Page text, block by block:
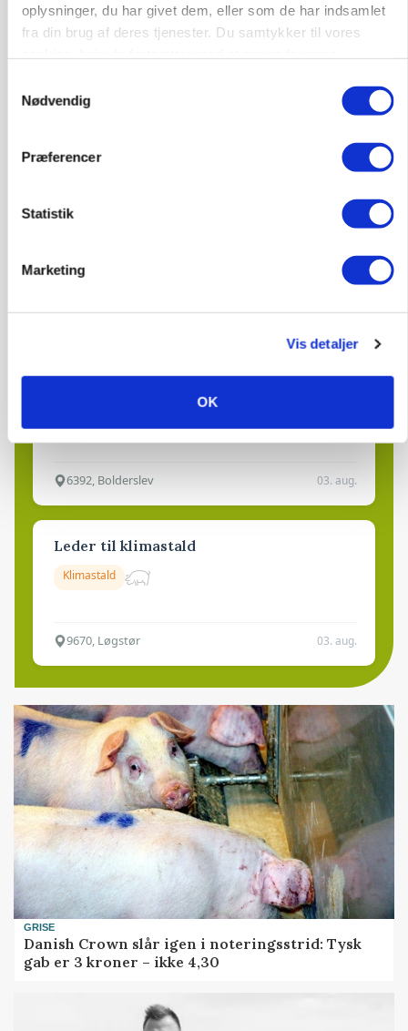
oplysninger, du har givet dem, eller som de har indsamlet
fra din brug af deres tjenester. Du samtykker til vores
Nødvendig
Præferencer
Statistik
Marketing
Vis detaljer
OK
Lastbilchauffør søges til Henrik Haves
Godstransport
4700, Næstved 03. aug.
6392, Bolderslev 03. aug.
Leder til klimastald
Klimastald
9670, Løgstør 03. aug.
GRISE
Danish Crown slår igen i noteringsstrid: Tysk
gab er 3 kroner – ikke 4,30